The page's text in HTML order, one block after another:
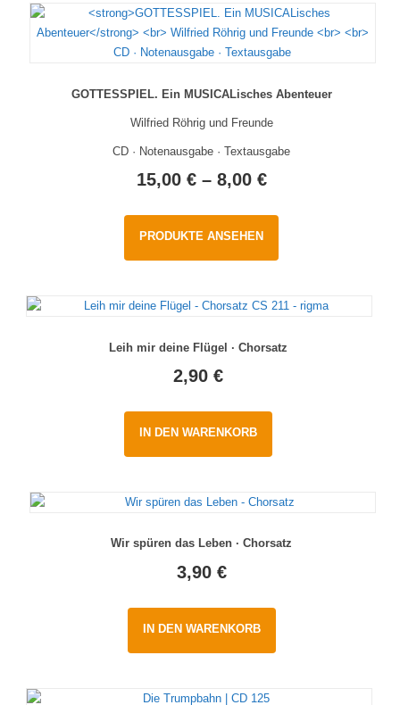
GOTTESSPIEL. Ein MUSICALisches Abenteuer
Wilfried Röhrig und Freunde
CD · Notenausgabe · Textausgabe
15,00 €– 8,00 €
PRODUKTE ANSEHEN
Leih mir deine Flügel · Chorsatz
2,90€
IN DEN WARENKORB
Wir spüren das Leben · Chorsatz
3,90 €
IN DEN WARENKORB